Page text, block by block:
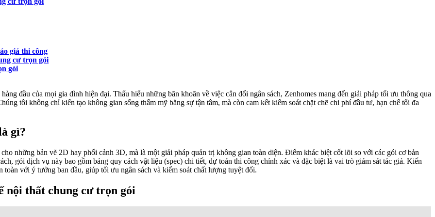
giá thi công
cư trọn gói
gói
đầu của mọi gia đình hiện đại. Thấu hiểu những băn khoăn về việc cân đối ngân sách, Zenhomes mang đến giải pháp tối ưu thông qua
tôi không chỉ kiến tạo không gian sống thẩm mỹ bằng sự tận tâm, mà còn cam kết kiểm soát chặt chẽ chi phí đầu tư, hạn chế tối đa
gì?
những bản vẽ 2D hay phối cảnh 3D, mà là một giải pháp quản trị không gian toàn diện. Điểm khác biệt cốt lõi so với các gói cơ bản
gói dịch vụ này bao gồm bảng quy cách vật liệu (spec) chi tiết, dự toán thi công chính xác và đặc biệt là vai trò giám sát tác giả. Kiến
toàn với ý tưởng ban đầu, giúp tối ưu ngân sách và kiểm soát chất lượng tuyệt đối.
nội thất chung cư trọn gói